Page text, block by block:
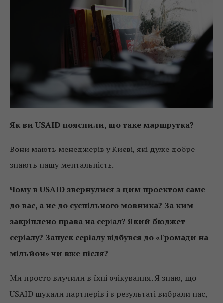
Як ви USAID пояснили, що таке маршрутка?
Вони мають менеджерів у Києві, які дуже добре
знають нашу ментальність.
Чому в USAID звернулися з цим проектом саме
до вас, а не до суспільного мовника? За ким
закріплено права на серіал? Який бюджет
серіалу? Запуск серіалу відбувся до «Громади на
мільйон» чи вже після?
Ми просто влучили в їхні очікування. Я знаю, що
USAID шукали партнерів і в результаті вибрали нас,